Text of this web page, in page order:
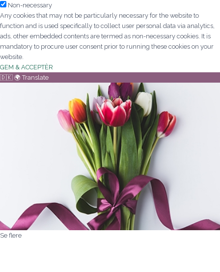
Non-necessary
Any cookies that may not be particularly necessary for the website to
function and is used specifically to collect user personal data via analytics,
ads, other embedded contents are termed as non-necessary cookies. It is
mandatory to procure user consent prior to running these cookies on your
website.
GEM & ACCEPTÈR
🇩🇰 🌍 Translate
Se flere